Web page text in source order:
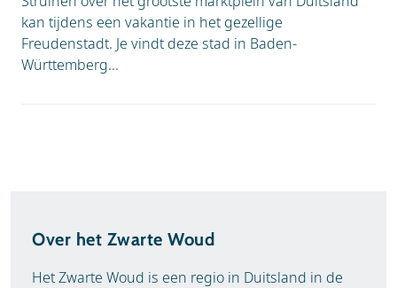
kan tijdens een vakantie in het gezellige
Freudenstadt. Je vindt deze stad in Baden-
Württemberg...
Over het Zwarte Woud
Het Zwarte Woud is een regio in Duitsland in de